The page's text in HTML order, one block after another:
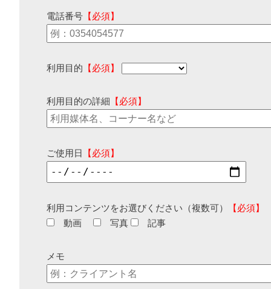
電話番号 【必須】
利用目的 【必須】
利用目的の詳細 【必須】
ご使用日 【必須】
利用コンテンツをお選びください（複数可）
【必須】
動画
写真 記事
メモ